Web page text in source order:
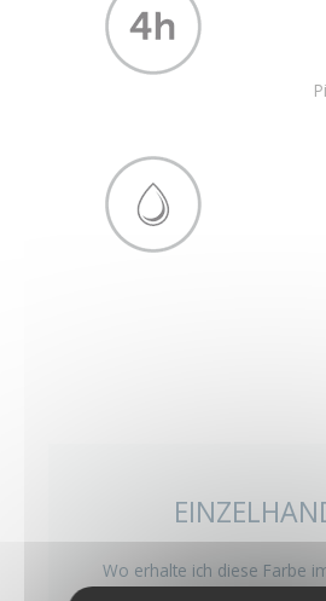
Wo erhalte ich diese Farbe